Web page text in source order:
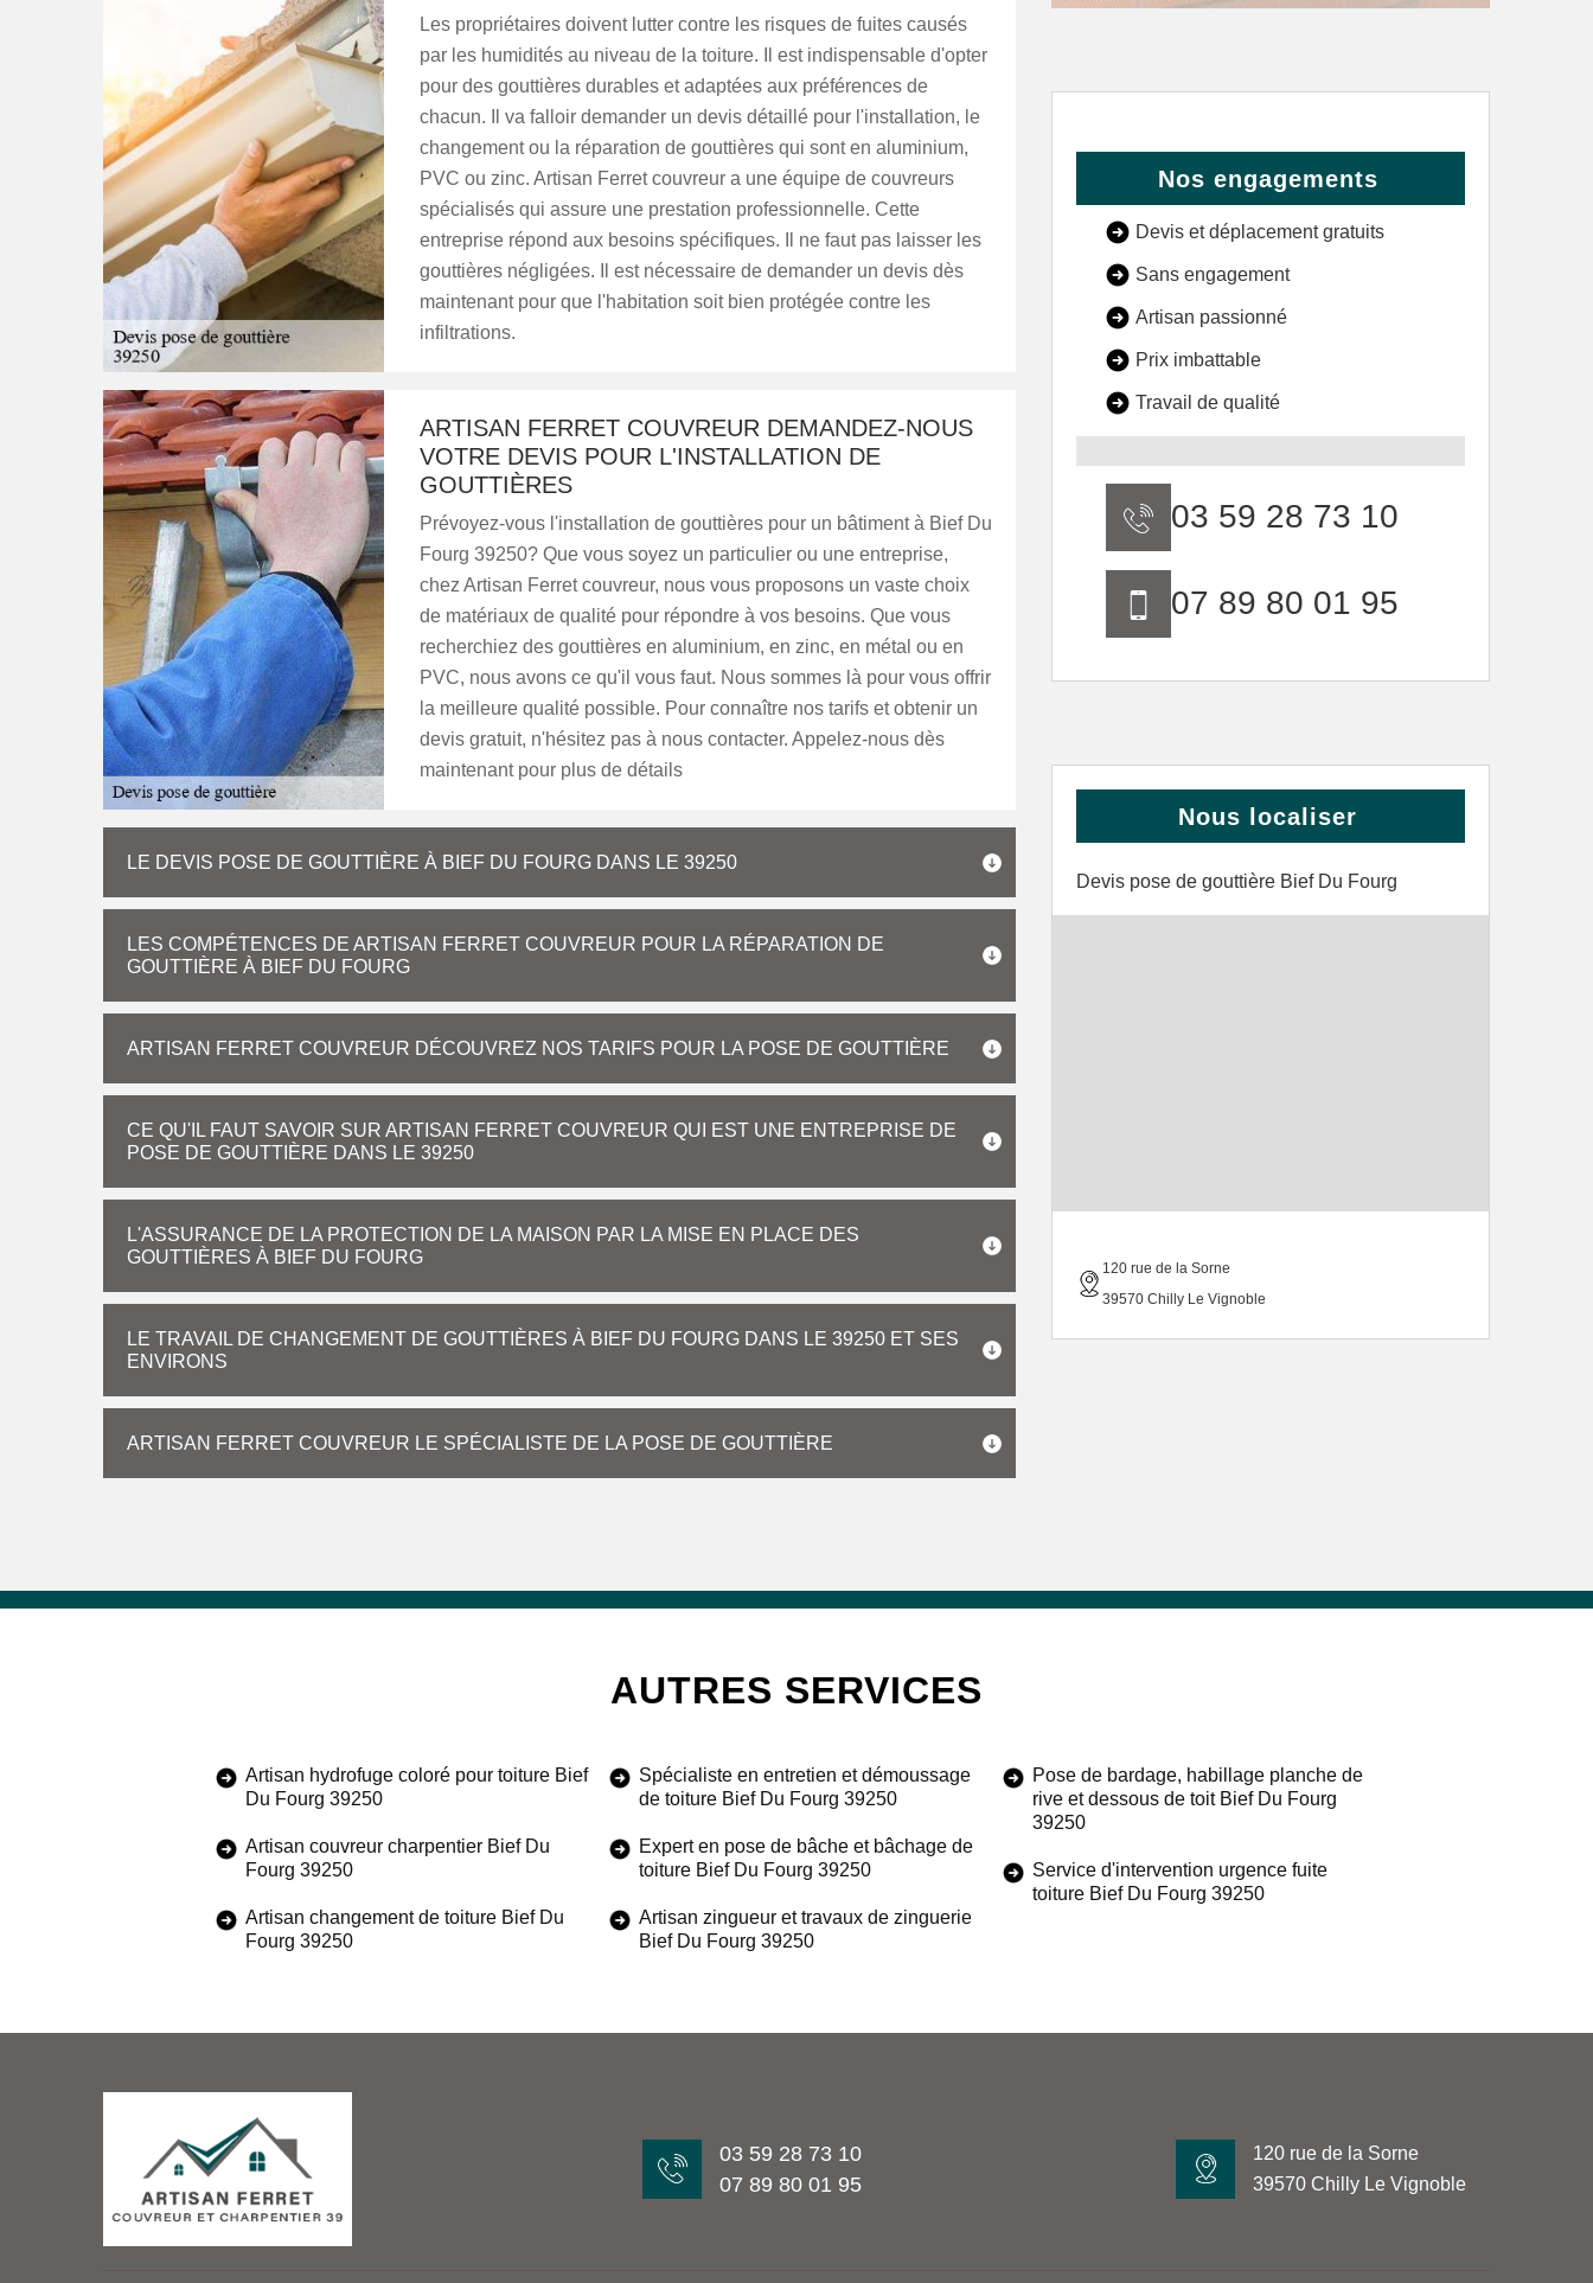
Les propriétaires doivent lutter contre les risques de fuites causés
par les humidités au niveau de la toiture. Il est indispensable d'opter
pour des gouttières durables et adaptées aux préférences de
chacun. Il va falloir demander un devis détaillé pour l'installation, le
changement ou la réparation de gouttières qui sont en aluminium,
PVC ou zinc. Artisan Ferret couvreur a une équipe de couvreurs
spécialisés qui assure une prestation professionnelle. Cette
entreprise répond aux besoins spécifiques. Il ne faut pas laisser les
gouttières négligées. Il est nécessaire de demander un devis dès
maintenant pour que l'habitation soit bien protégée contre les
infiltrations.
ARTISAN FERRET COUVREUR DEMANDEZ-NOUS
VOTRE DEVIS POUR L'INSTALLATION DE
GOUTTIÈRES
Prévoyez-vous l'installation de gouttières pour un bâtiment à Bief Du
Fourg 39250? Que vous soyez un particulier ou une entreprise,
chez Artisan Ferret couvreur, nous vous proposons un vaste choix
de matériaux de qualité pour répondre à vos besoins. Que vous
recherchiez des gouttières en aluminium, en zinc, en métal ou en
PVC, nous avons ce qu'il vous faut. Nous sommes là pour vous offrir
la meilleure qualité possible. Pour connaître nos tarifs et obtenir un
devis gratuit, n'hésitez pas à nous contacter. Appelez-nous dès
maintenant pour plus de détails
LE DEVIS POSE DE GOUTTIÈRE À BIEF DU FOURG DANS LE 39250
LES COMPÉTENCES DE ARTISAN FERRET COUVREUR POUR LA RÉPARATION DE
GOUTTIÈRE À BIEF DU FOURG
ARTISAN FERRET COUVREUR DÉCOUVREZ NOS TARIFS POUR LA POSE DE GOUTTIÈRE
CE QU'IL FAUT SAVOIR SUR ARTISAN FERRET COUVREUR QUI EST UNE ENTREPRISE DE
POSE DE GOUTTIÈRE DANS LE 39250
L'ASSURANCE DE LA PROTECTION DE LA MAISON PAR LA MISE EN PLACE DES
GOUTTIÈRES À BIEF DU FOURG
LE TRAVAIL DE CHANGEMENT DE GOUTTIÈRES À BIEF DU FOURG DANS LE 39250 ET SES
ENVIRONS
ARTISAN FERRET COUVREUR LE SPÉCIALISTE DE LA POSE DE GOUTTIÈRE
Nos engagements
Devis et déplacement gratuits
Sans engagement
Artisan passionné
Prix imbattable
Travail de qualité
03 59 28 73 10
07 89 80 01 95
Nous localiser
Devis pose de gouttière Bief Du Fourg
120 rue de la Sorne
39570 Chilly Le Vignoble
AUTRES SERVICES
Artisan hydrofuge coloré pour toiture Bief
Du Fourg 39250
Artisan couvreur charpentier Bief Du
Fourg 39250
Artisan changement de toiture Bief Du
Fourg 39250
Spécialiste en entretien et démoussage
de toiture Bief Du Fourg 39250
Expert en pose de bâche et bâchage de
toiture Bief Du Fourg 39250
Artisan zingueur et travaux de zinguerie
Bief Du Fourg 39250
Pose de bardage, habillage planche de
rive et dessous de toit Bief Du Fourg
39250
Service d'intervention urgence fuite
toiture Bief Du Fourg 39250
03 59 28 73 10
07 89 80 01 95
120 rue de la Sorne
39570 Chilly Le Vignoble